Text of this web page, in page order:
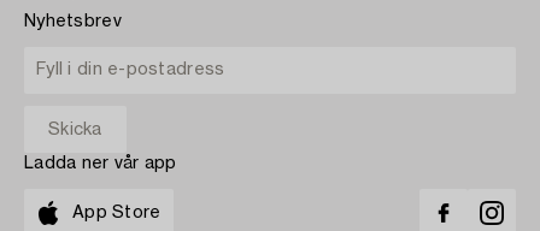
Nyhetsbrev
Ladda ner vår app
App Store